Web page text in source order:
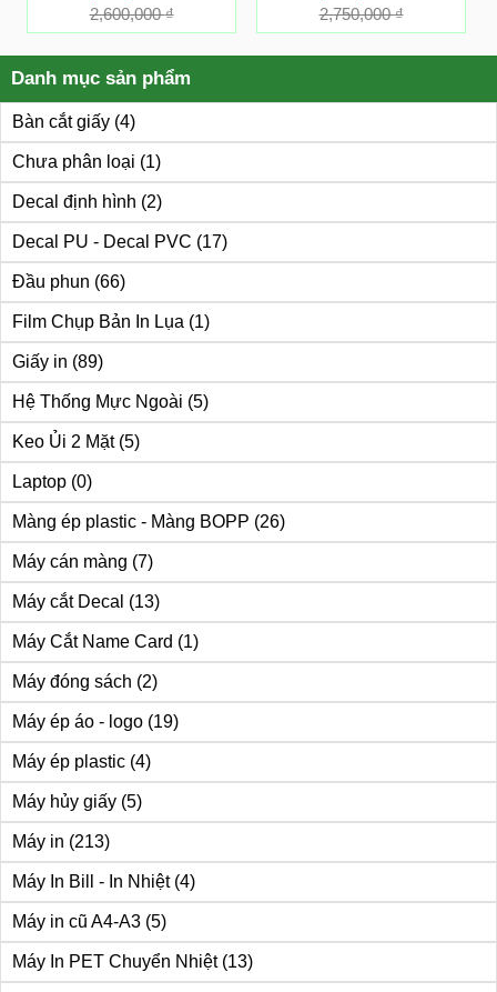
Danh mục sản phẩm
Bàn cắt giấy (4)
Chưa phân loại (1)
Decal định hình (2)
Decal PU - Decal PVC (17)
Đầu phun (66)
Film Chụp Bản In Lụa (1)
Giấy in (89)
Hệ Thống Mực Ngoài (5)
Keo Ủi 2 Mặt (5)
Laptop (0)
Màng ép plastic - Màng BOPP (26)
Máy cán màng (7)
Máy cắt Decal (13)
Máy Cắt Name Card (1)
Máy đóng sách (2)
Máy ép áo - logo (19)
Máy ép plastic (4)
Máy hủy giấy (5)
Máy in (213)
Máy In Bill - In Nhiệt (4)
Máy in cũ A4-A3 (5)
Máy In PET Chuyển Nhiệt (13)
2,600,000₫
2,750,000₫